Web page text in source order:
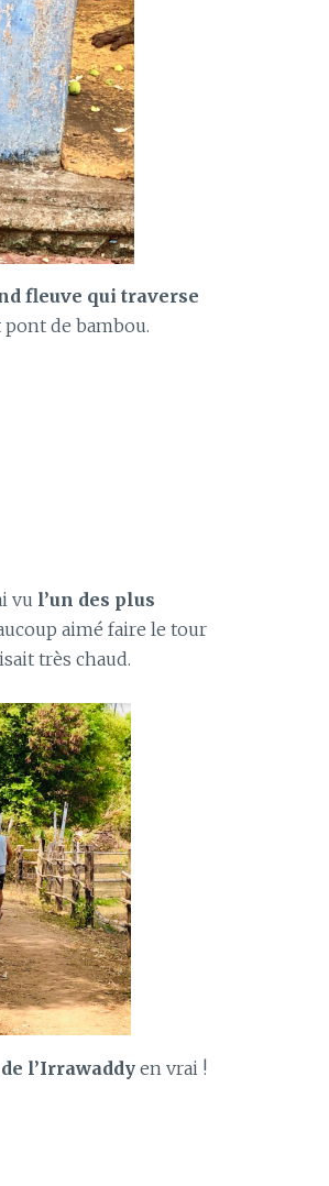
fleuve qui traverse
de bambou.
vu l’un des plus
aimé faire le tour
très chaud.
l’Irrawaddyen vrai !